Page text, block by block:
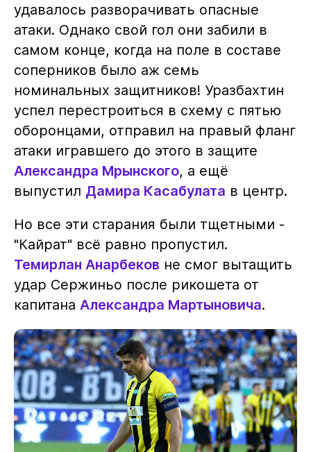
удавалось разворачивать опасные
атаки. Однако свой гол они забили в
самом конце, когда на поле в составе
соперников было аж семь
номинальных защитников! Уразбахтин
успел перестроиться в схему с пятью
оборонцами, отправил на правый фланг
атаки игравшего до этого в защите
Александра Мрынского, а ещё
выпустил Дамира Касабулата в центр.
Но все эти старания были тщетными -
"Кайрат" всё равно пропустил.
Темирлан Анарбеков не смог вытащить
удар Сержиньо после рикошета от
капитана Александра Мартыновича.